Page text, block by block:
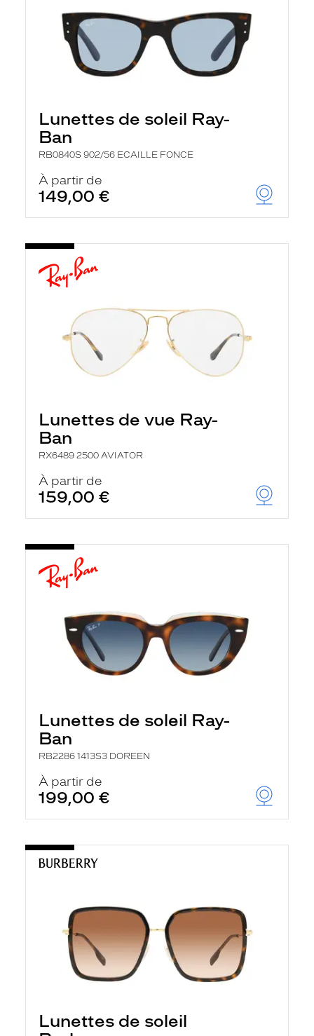
Lunettes de soleil Ray-
Ban
RB0840S 902/56 ECAILLE FONCE
À partir de
149,00 €
Lunettes de vue Ray-
Ban
RX6489 2500 AVIATOR
À partir de
159,00 €
Lunettes de soleil Ray-
Ban
RB2286 1413S3 DOREEN
À partir de
199,00 €
Lunettes de soleil